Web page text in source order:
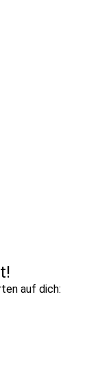
auf dich: